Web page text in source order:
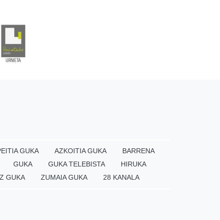
GUKA AZKOITIA GUKA
BARRENA
GUKA GUKA TELEBISTA
HIRUKA
GUKA ZUMAIA GUKA 28 KANALA